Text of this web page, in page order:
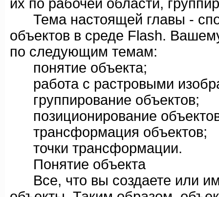
их по рабочей области,
Тема настоящей главы -
объектов в среде Flash.
по следующим темам:
понятие объекта;
работа с растровыми
группирование объектов;
позиционирование
трансформация объектов;
точки трансформации.
Понятие объекта
Все, что вы создаете или